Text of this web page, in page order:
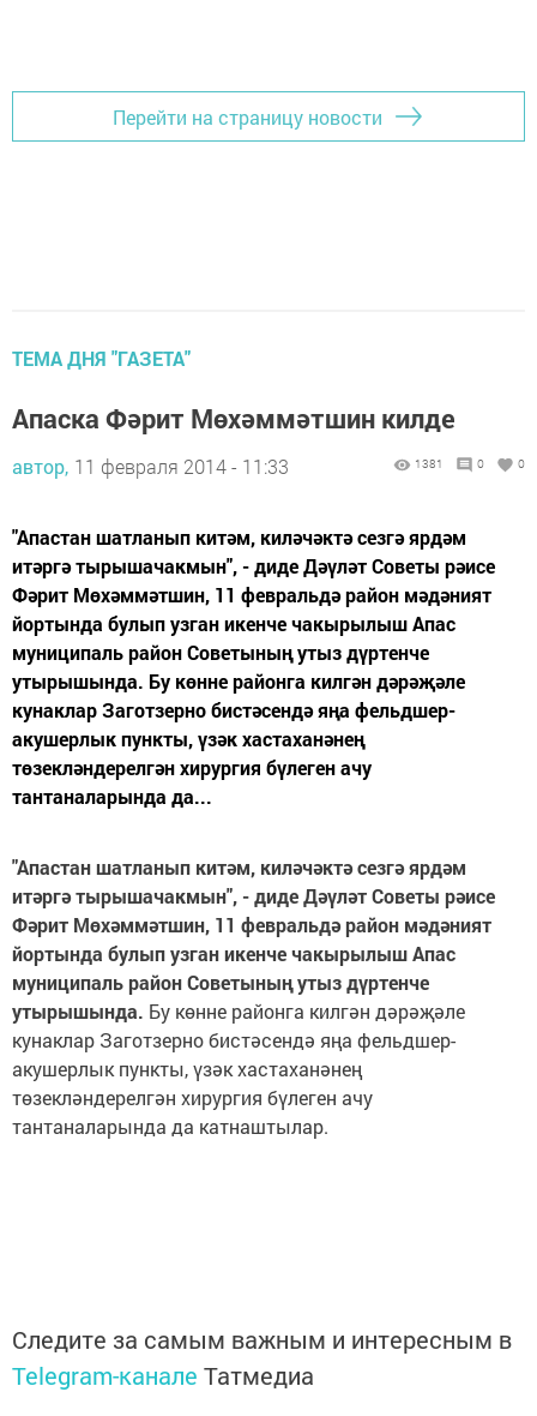
Перейти на страницу новости
ТЕМА ДНЯ "ГАЗЕТА"
Апаска Фәрит Мөхәммәтшин килде
автор, 11 февраля 2014 - 11:33 1381 0 0
"Апастан шатланып китәм, киләчәктә сезгә ярдәм
итәргә тырышачакмын", - диде Дәүләт Советы рәисе
Фәрит Мөхәммәтшин, 11 февральдә район мәдәният
йортында булып узган икенче чакырылыш Апас
муниципаль район Советының утыз дүртенче
утырышында. Бу көнне районга килгән дәрәҗәле
кунаклар Заготзерно бистәсендә яңа фельдшер-
акушерлык пункты, үзәк хастаханәнең
төзекләндерелгән хирургия бүлеген ачу
тантаналарында да...
"Апастан шатланып китәм, киләчәктә сезгә ярдәм
итәргә тырышачакмын", - диде Дәүләт Советы рәисе
Фәрит Мөхәммәтшин, 11 февральдә район мәдәният
йортында булып узган икенче чакырылыш Апас
муниципаль район Советының утыз дүртенче
утырышында. Бу көнне районга килгән дәрәҗәле
кунаклар Заготзерно бистәсендә яңа фельдшер-
акушерлык пункты, үзәк хастаханәнең
төзекләндерелгән хирургия бүлеген ачу
тантаналарында да катнаштылар.
Следите за самым важным и интересным в
Telegram-канале Татмедиа